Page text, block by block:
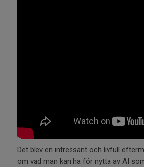
Det blev en intressant och livfull
om vad man kan ha för nytta av AI